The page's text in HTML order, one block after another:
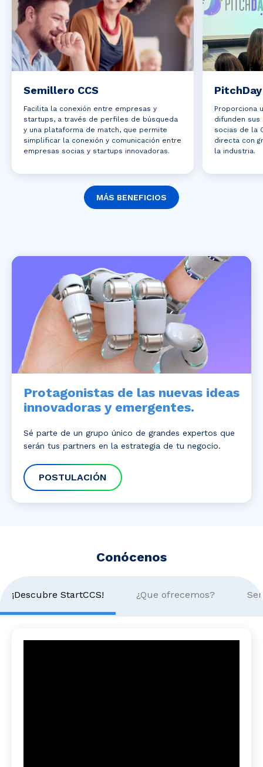
Semillero CCS
Facilita la conexión entre empresas y
startups, a través de perfiles de búsqueda
y una plataforma de match, que permite
simplificar la conexión y comunicación entre
empresas socias y startups innovadoras.
PitchDay
Proporciona
difunden
socias de la
directa con
la industria.
MÁS BENEFICIOS
Protagonistas de las nuevas ideas
innovadoras y emergentes.
Sé parte de un grupo único de grandes expertos que
serán tus partners en la estrategia de tu negocio.
POSTULACIÓN
Conócenos
¡Descubre StartCCS! ¿Que ofrecemos?